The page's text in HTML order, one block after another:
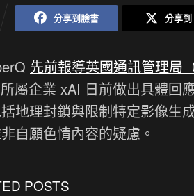
分享到臉書 分享
先前報導英國通訊管理局
屬企業 xAI 日前做出具體回
地理封鎖與限制特定影像生
自願色情內容的疑慮。
POSTS